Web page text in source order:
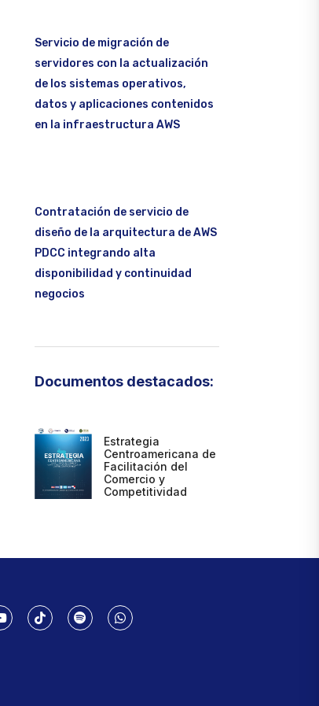
Servicio de migración de
servidores con la actualización
de los sistemas operativos,
datos y aplicaciones contenidos
en la infraestructura AWS
Contratación de servicio de
diseño de la arquitectura de AWS
PDCC integrando alta
disponibilidad y continuidad
negocios
Documentos destacados:
Estrategia
Centroamericana de
Facilitación del
Comercio y
Competitividad